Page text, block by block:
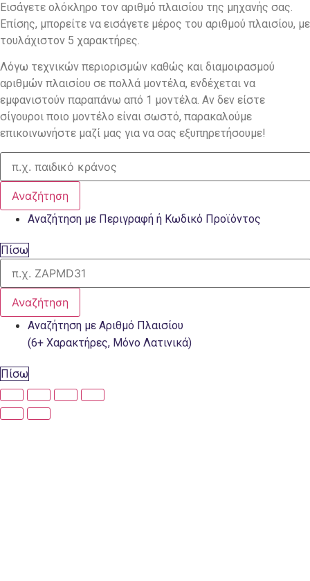
Εισάγετε ολόκληρο τον αριθμό πλαισίου της μηχανής σας.
Επίσης, μπορείτε να εισάγετε μέρος του αριθμού πλαισίου, με
τουλάχιστον 5 χαρακτήρες.
Λόγω τεχνικών περιορισμών καθώς και διαμοιρασμού
αριθμών πλαισίου σε πολλά μοντέλα, ενδέχεται να
εμφανιστούν παραπάνω από 1 μοντέλα. Αν δεν είστε
σίγουροι ποιο μοντέλο είναι σωστό, παρακαλούμε
επικοινωνήστε μαζί μας για να σας εξυπηρετήσουμε!
Αναζήτηση
Αναζήτηση με Περιγραφή ή Κωδικό Προϊόντος
Πίσω
Αναζήτηση
Αναζήτηση με Αριθμό Πλαισίου
(6+ Χαρακτήρες, Μόνο Λατινικά)
Πίσω